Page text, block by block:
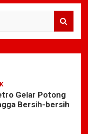
Gelar Potong
Bersih-bersih